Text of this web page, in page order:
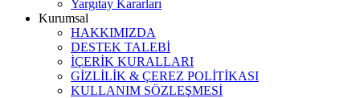
Yargıtay Kararları
Kurumsal
HAKKIMIZDA
DESTEK TALEBİ
İÇERİK KURALLARI
GİZLİLİK & ÇEREZ POLİTİKASI
KULLANIM SÖZLEŞMESİ